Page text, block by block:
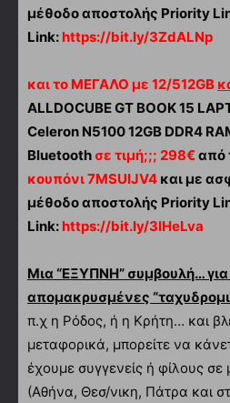
μέθοδο αποστολής Priority
Link: https://bit.ly/3ZdALNp
και το ΜΕΓΑΛΟ με 12/512GB
ALLDOCUBE GT BOOK 15
Celeron N5100 12GB DDR4
Bluetooth σε τιμή;;; 298€από
κουπόνι 7MSUIJV4 και με
μέθοδο αποστολής Priority
Link: https://bit.ly/3lHeLva
Μια “ΕΞΥΠΝΗ” συμβουλή…
απομακρυσμένες
π.χ η Ρόδος, ή η Κρήτη… και
μεταφορικά, μπορείτε να
έχουμε συγγενείς ή φίλους
(Αθήνα, Θεσ/νικη, Πάτρα και